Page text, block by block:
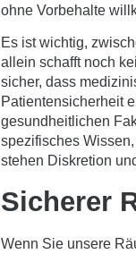
ohne Vorbehalte
Es ist wichtig,
allein schafft noch
sicher, dass
Patientensicherheit
gesundheitlichen
spezifisches
stehen Diskretion
Sicherer
Wenn Sie unsere